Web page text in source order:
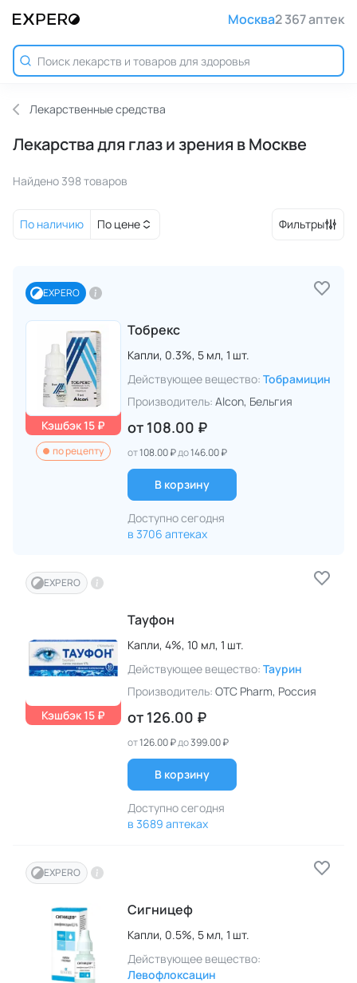
Москва2 367 аптек
Лекарственные средства
Лекарства для глаз и зрения в Москве
Найдено 398 товаров
По наличию По цене Фильтры
EXPERO
Кэшбэк 15 ₽
по рецепту
Тобрекс
Капли, 0.3%, 5 мл, 1 шт.
Действующее вещество: Тобрамицин
Производитель: Alcon, Бельгия
от 108.00 ₽
от108.00 ₽до146.00 ₽
В корзину
Доступно сегодня
в 3706 аптеках
EXPERO
Кэшбэк 15 ₽
Тауфон
Капли, 4%, 10 мл, 1 шт.
Действующее вещество: Таурин
Производитель: OTC Pharm, Россия
от 126.00 ₽
от126.00 ₽до399.00 ₽
В корзину
Доступно сегодня
в 3689 аптеках
EXPERO
Сигницеф
Капли, 0.5%, 5 мл, 1 шт.
Действующее вещество:
Левофлоксацин